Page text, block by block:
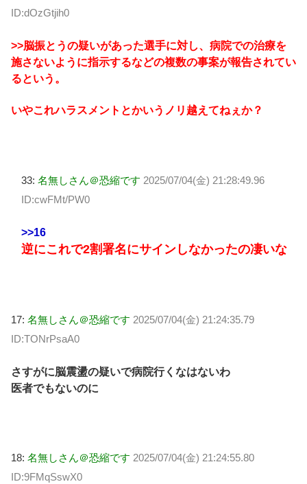
ID:dOzGtjih0
>>脳振とうの疑いがあった選手に対し、病院での治療を
施さないように指示するなどの複数の事案が報告されてい
るという。
いやこれハラスメントとかいうノリ越えてねぇか？
33: 名無しさん＠恐縮です 2025/07/04(金) 21:28:49.96
ID:cwFMt/PW0
>>16
逆にこれで2割署名にサインしなかったの凄いな
17: 名無しさん＠恐縮です 2025/07/04(金) 21:24:35.79
ID:TONrPsaA0
さすがに脳震盪の疑いで病院行くなはないわ
医者でもないのに
18: 名無しさん＠恐縮です 2025/07/04(金) 21:24:55.80
ID:9FMqSswX0